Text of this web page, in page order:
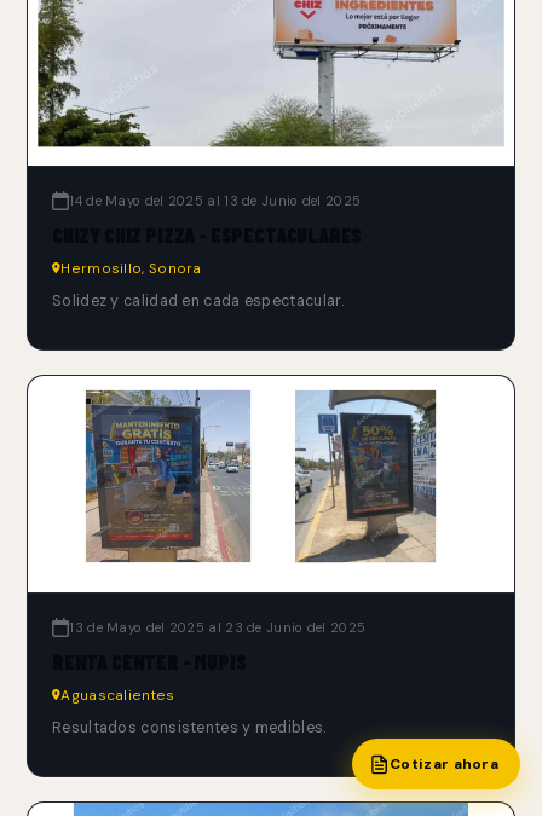
14 de Mayo del 2025 al 13 de Junio del 2025
Hermosillo, Sonora
Solidez y calidad en cada espectacular.
13 de Mayo del 2025 al 23 de Junio del 2025
Aguascalientes
Resultados consistentes y medibles.
Cotizar ahora